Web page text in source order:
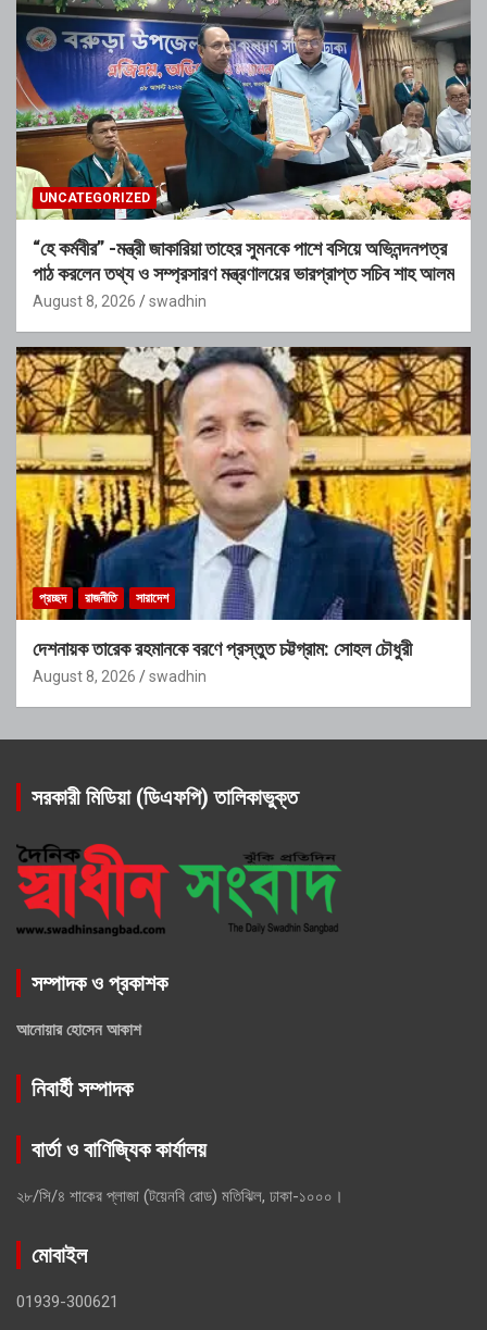
UNCATEGORIZED
“হে কর্মবীর” -মন্ত্রী জাকারিয়া তাহের সুমনকে পাশে বসিয়ে অভিনন্দনপত্র
পাঠ করলেন তথ্য ও সম্প্রসারণ মন্ত্রণালয়ের ভারপ্রাপ্ত সচিব শাহ আলম
August 8, 2026 swadhin
প্রচ্ছদ রাজনীতি সারাদেশ
দেশনায়ক তারেক রহমানকে বরণে প্রস্তুত চট্টগ্রাম: সোহল চৌধুরী
August 8, 2026 swadhin
সরকারী মিডিয়া (ডিএফপি) তালিকাভুক্ত
সম্পাদক ও প্রকাশক
আনোয়ার হোসেন আকাশ
নিবার্হী সম্পাদক
বার্তা ও বাণিজ্যিক কার্যালয়
২৮/সি/৪ শাকের প্লাজা (টয়েনবি রোড) মতিঝিল, ঢাকা-১০০০।
মোবাইল
01939-300621